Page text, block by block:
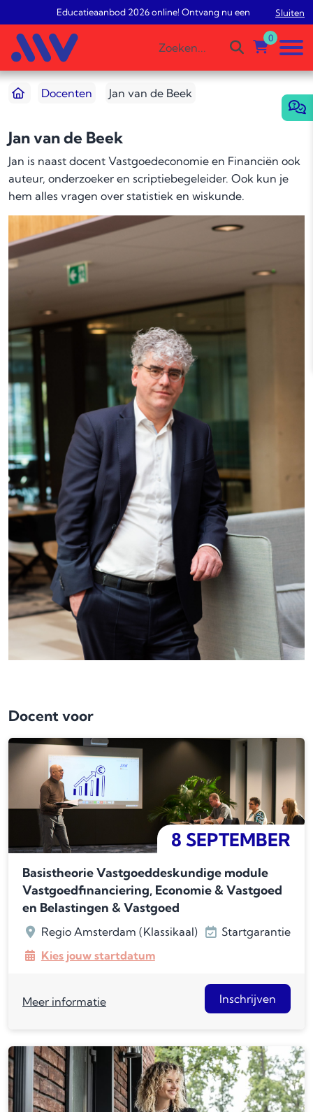
Educatieaanbod 2026 online! Ontvang nu een gratis Sluiten
0
Docenten Jan van de Beek
Jan van de Beek
Jan is naast docent Vastgoedeconomie en Financiën ook
auteur, onderzoeker en scriptiebegeleider. Ook kun je
hem alles vragen over statistiek en wiskunde.
Docent voor
8 SEPTEMBER
Basistheorie Vastgoeddeskundige module
Vastgoedfinanciering, Economie & Vastgoed
en Belastingen & Vastgoed
Regio Amsterdam (Klassikaal)
Startgarantie
Kies jouw startdatum
Meer informatie Inschrijven